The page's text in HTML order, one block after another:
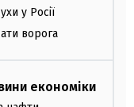
у Росії
ворога
економіки